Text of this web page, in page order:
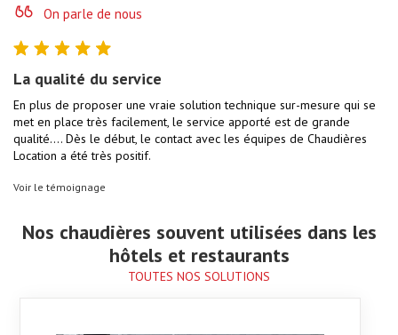
On parle de nous
5/5
La qualité du service
En plus de proposer une vraie solution technique sur-mesure qui se
met en place très facilement, le service apporté est de grande
qualité.... Dès le début, le contact avec les équipes de Chaudières
Location a été très positif.
Voir le témoignage
On parle de nous
5/5
Expertise technique et relation de proximité
Les équipes de Chaudières Location sont très bons techniquement et
la relation commerciale et très humaine. Les chaudières sont toujours
à la pointe, une grande valeur dans le monde la location.
On parle de nous
5/5
Équipements performants et professionnalisme des
équipes
Nous apprécions la qualité des équipements de Chaudières Location.
Ils prennent peu de place et sont très bien entretenus. Les équipes,
quant à elles, sont très professionnelles et toujours réactives. La
Nos chaudières souvent utilisées dans les
hôtels et restaurants
TOUTES NOS SOLUTIONS